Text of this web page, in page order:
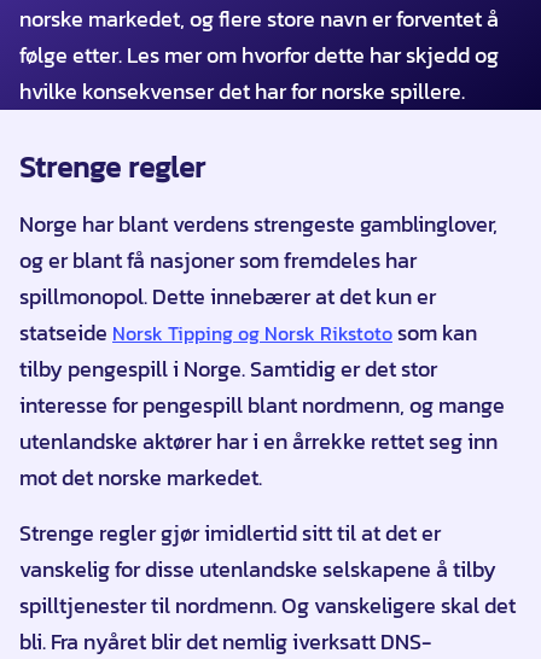
norske markedet, og flere store navn er forventet å
følge etter. Les mer om hvorfor dette har skjedd og
hvilke konsekvenser det har for norske spillere.
Strenge regler
Norge har blant verdens strengeste gamblinglover,
og er blant få nasjoner som fremdeles har
spillmonopol. Dette innebærer at det kun er
statseide Norsk Tipping og Norsk Rikstotosom kan
tilby pengespill i Norge. Samtidig er det stor
interesse for pengespill blant nordmenn, og mange
utenlandske aktører har i en årrekke rettet seg inn
mot det norske markedet.
Strenge regler gjør imidlertid sitt til at det er
vanskelig for disse utenlandske selskapene å tilby
spilltjenester til nordmenn. Og vanskeligere skal det
bli. Fra nyåret blir det nemlig iverksatt DNS-